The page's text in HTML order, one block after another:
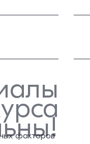
факторов